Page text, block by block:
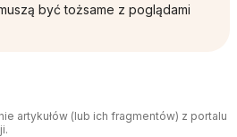
być tożsame z poglądami
artykułów (lub ich fragmentów) z portalu